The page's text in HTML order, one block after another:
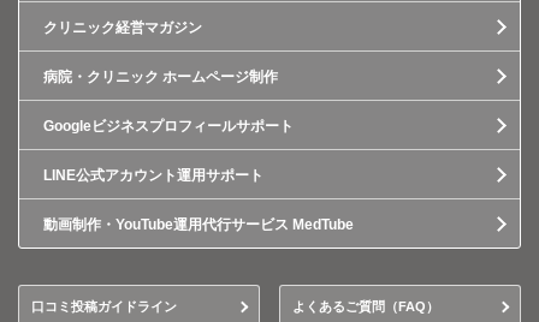
クリニック経営マガジン
病院・クリニック ホームページ制作
Googleビジネスプロフィールサポート
LINE公式アカウント運用サポート
動画制作・YouTube運用代行サービス MedTube
口コミ投稿ガイドライン よくあるご質問（FAQ）